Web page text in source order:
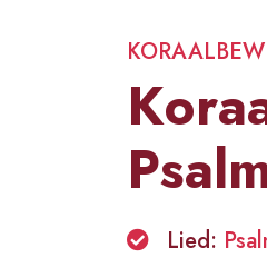
Lied: